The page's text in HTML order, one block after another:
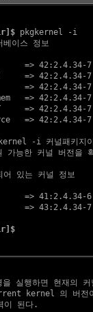
pkgkernel -i
이스 정보
=> 42:2.4.34-7
=> 42:2.4.34-7
=> 42:2.4.34-7
=> 42:2.4.34-7
=> 42:2.4.34-7
=> 42:2.4.34-7
-i 커널패키지
능한 커널 버전을
있는 커널 정보
=> 41:2.4.34-6
=> 43:2.4.34-7
실행하면 현재의 커
kernel 의 버전
이 된다.